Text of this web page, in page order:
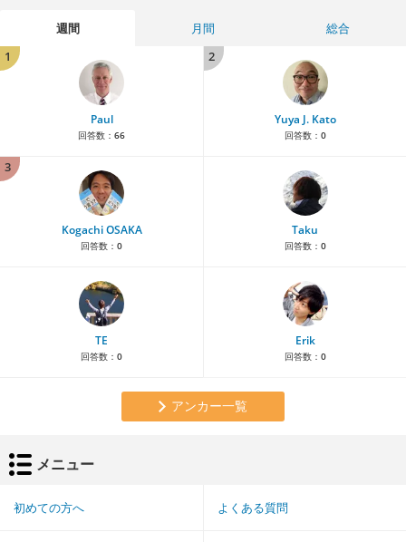
週間 月間
総合
1
Paul
回答数： 66
2
Yuya J. Kato
回答数： 0
3
Kogachi OSAKA
回答数： 0
Taku
回答数： 0
TE
回答数： 0
Erik
回答数： 0
アンカー一覧
メニュー
初めての方へ よくある質問